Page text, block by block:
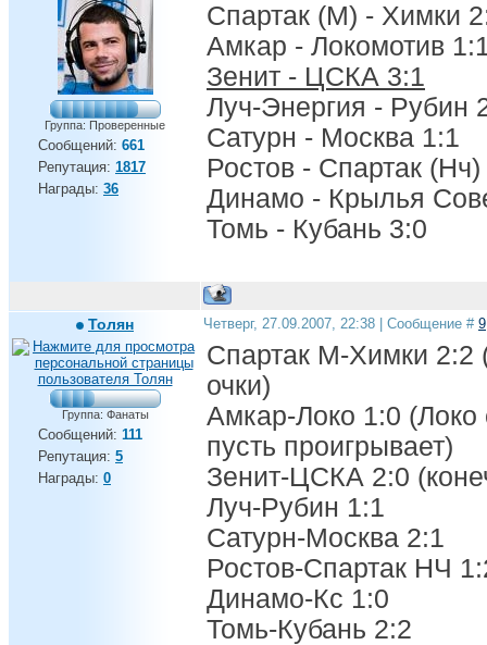
Группа: Проверенные
Сообщений: 661
Репутация: 1817
Награды: 36
Спартак (М) - Химки
Амкар - Локомотив
Зенит - ЦСКА 3:1
Луч-Энергия - Рубин
Сатурн - Москва 1:1
Ростов - Спартак
Динамо - Крылья
Томь - Кубань 3:0
Толян
Группа: Фанаты
Сообщений: 111
Репутация: 5
Награды: 0
Четверг, 27.09.2007, 22:38 | Сообщение # 9
Спартак М-Химки 2:2
очки)
Амкар-Локо 1:0 (Локо
пусть проигрывает)
Зенит-ЦСКА 2:0
Луч-Рубин 1:1
Сатурн-Москва 2:1
Ростов-Спартак НЧ
Динамо-Кс 1:0
Томь-Кубань 2:2